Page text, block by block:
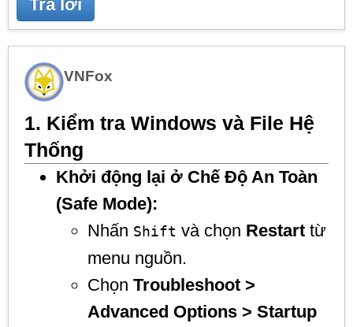
VNFox
1. Kiểm tra Windows và File Hệ
Thống
Khởi động lại ở Chế Độ An Toàn
(Safe Mode):
Nhấn Shift và chọn Restart từ
menu nguồn.
Chọn Troubleshoot >
Advanced Options > Startup